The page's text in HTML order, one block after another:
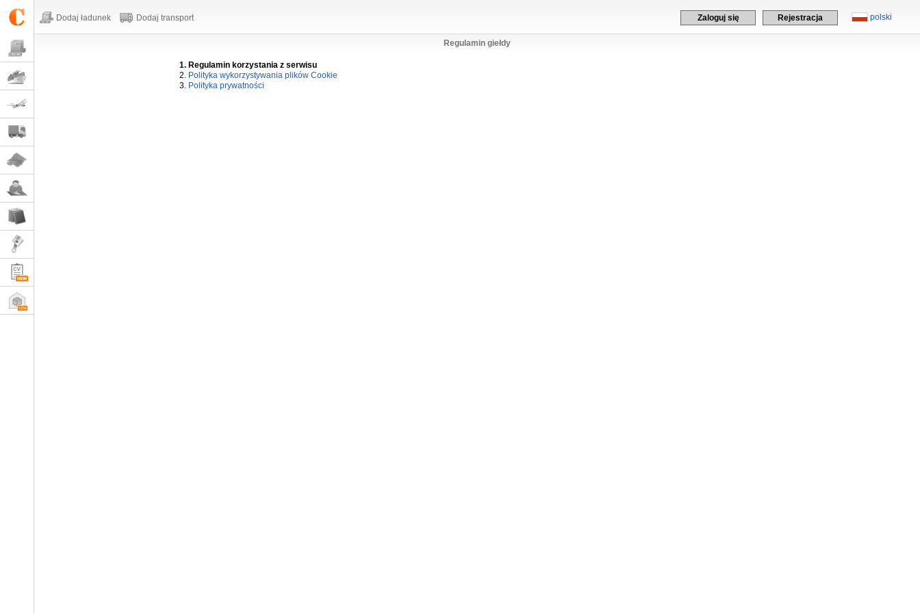
polski
Zaloguj się Rejestracja
Dodaj ładunek Dodaj transport
Regulamin giełdy
1. Regulamin korzystania z serwisu
2. Polityka wykorzystywania plików Cookie
3. Polityka prywatności